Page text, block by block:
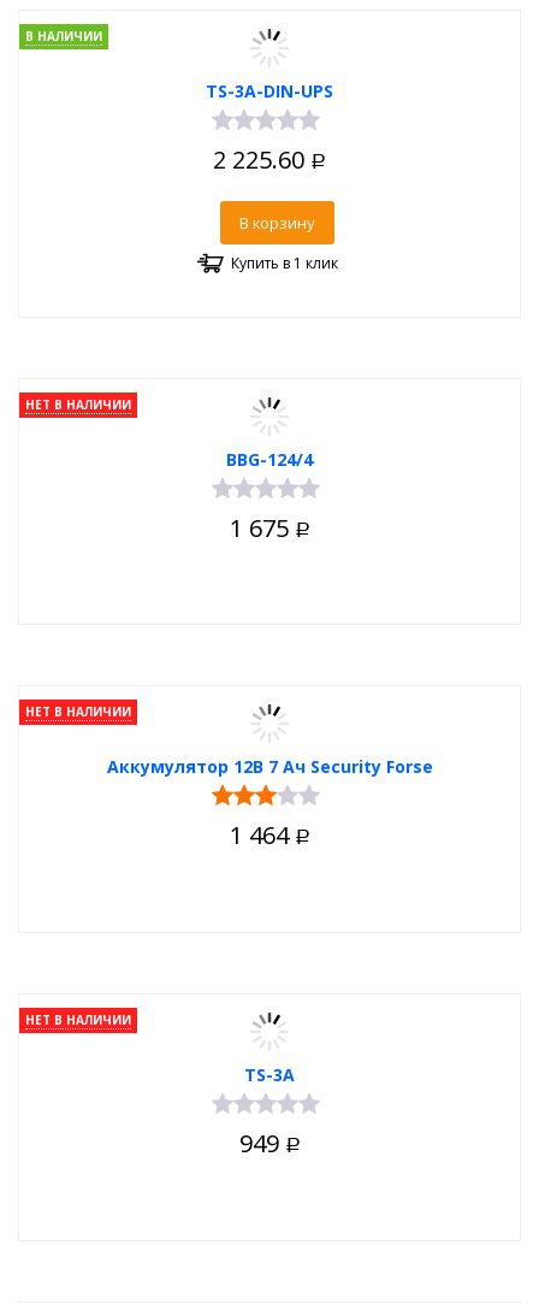
TS-3A-DIN-UPS
В НАЛИЧИИ
2 225.60 Р
В корзину
Купить в 1 клик
BBG-124/4
НЕТ В НАЛИЧИИ
1 675 Р
Аккумулятор 12В 7 Ач Security Forse
НЕТ В НАЛИЧИИ
1 464 Р
TS-3A
НЕТ В НАЛИЧИИ
949 Р